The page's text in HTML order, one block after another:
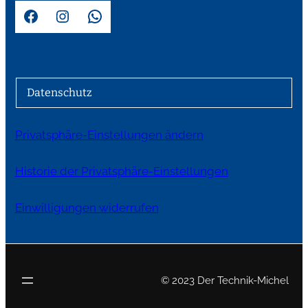
Facebook Instagram WhatsApp
Datenschutz
Privatsphäre-Einstellungen ändern
Historie der Privatsphäre-Einstellungen
Einwilligungen widerrufen
© 2023 Der Technik-Michel